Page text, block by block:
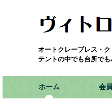
オートクレーブレス・
テントの中でも台所で
ホーム 会